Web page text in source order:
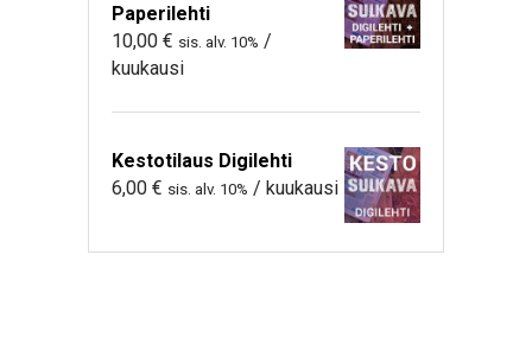
Paperilehti
10,00 € sis. alv. 10% /
kuukausi
Kestotilaus Digilehti
6,00 € sis. alv. 10% / kuukausi